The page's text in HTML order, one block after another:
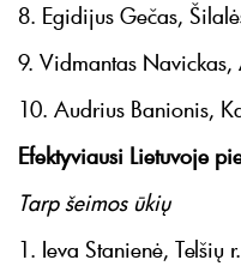
8. Egidijus Gečas,
9. Vidmantas Navickas,
10. Audrius Banionis,
Efektyviausi Lietuvoje
Tarp šeimos ūkių
1. Ieva Stanienė, Telšių